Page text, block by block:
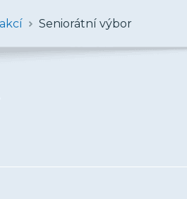
Seniorátní výbor